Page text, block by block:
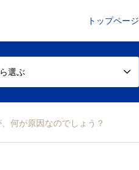
トップページ
選ぶ
何が原因なのでしょう？